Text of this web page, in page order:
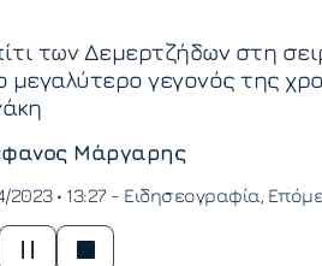
των Δεμερτζήδων στη
μεγαλύτερο γεγονός της
Μάργαρης
2023 • 13:27 - Ειδησεογραφία